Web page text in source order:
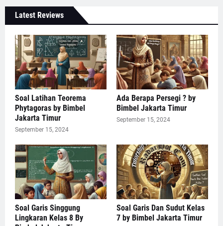
Latest Reviews
Soal Latihan Teorema
Phytagoras by Bimbel
Jakarta Timur
September 15, 2024
Ada Berapa Persegi ? by
Bimbel Jakarta Timur
September 15, 2024
Soal Garis Singgung
Lingkaran Kelas 8 By
Soal Garis Dan Sudut Kelas
7 by Bimbel Jakarta Timur